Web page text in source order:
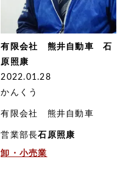
有限会社 熊井自動車 石
原照康
2022.01.28
かんくう
有限会社 熊井自動車
営業部長石原照康
卸・小売業